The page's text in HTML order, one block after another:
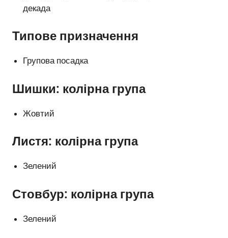
декада
Типове призначення
Групова посадка
Шишки: колірна група
Жовтий
Листя: колірна група
Зелений
Стовбур: колірна група
Зелений